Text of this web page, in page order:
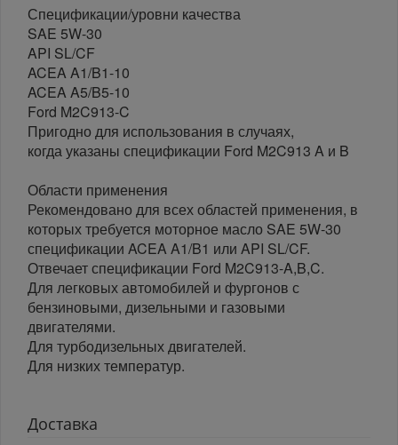
Спецификации/уровни качества
SAE 5W-30
API SL/CF
ACEA A1/B1-10
ACEA A5/B5-10
Ford M2C913-C
Пригодно для использования в случаях,
когда указаны спецификации Ford M2C913 A и B
Области применения
Рекомендовано для всех областей применения, в
которых требуется моторное масло SAE 5W-30
спецификации ACEA A1/B1 или API SL/CF.
Отвечает спецификации Ford M2C913-A,B,C.
Для легковых автомобилей и фургонов с
бензиновыми, дизельными и газовыми
двигателями.
Для турбодизельных двигателей.
Для низких температур.
Доставка